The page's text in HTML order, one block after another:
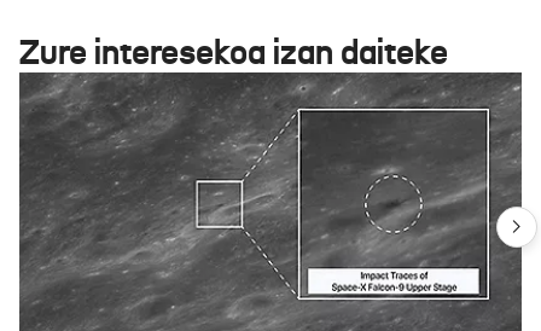
Zure interesekoa izan daiteke